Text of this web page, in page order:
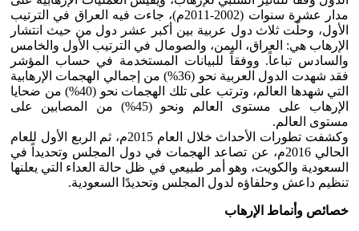
مدار عشرة سنوات (2002-2011م)، جاءت فيه العراق في الترتيب
الأول، وحلّت ثلاث دول عربية بين أكبر عشر دول من حيث انتشار
الإرهاب هي: العراق، اليمن، والصومال في الترتيب الأول والخامس
والسادس تباعاً. ووفقاً للبيانات المستخدمة في حساب المؤشر
فقد شهدت الدول العربية نحو (36%) من إجمالي الهجمات الإرهابية
التي شهدها العالم، وترتب على تلك الهجمات نحو (40%) من ضحايا
الإرهاب على مستوى العالم ونحو (45%) من المصابين على
مستوى العالم.
وكشفت تطورات الأحداث خلال العام 2015م، ثم الربع الأول للعام
الحالي 2016م، عن تصاعد الهجمات في دول المجلس وتحديداً في
السعودية والكويت، وهو أمر طبيعي في ظل حالة العداء التي يعلنها
تنظيم داعش وحلفاؤه لدول المجلس وتحديدًا السعودية.
خصائص وأنماط الإرهاب